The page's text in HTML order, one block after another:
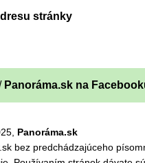
stránky
Panoráma.sk na
Panoráma.sk
bez predchádzajúceho